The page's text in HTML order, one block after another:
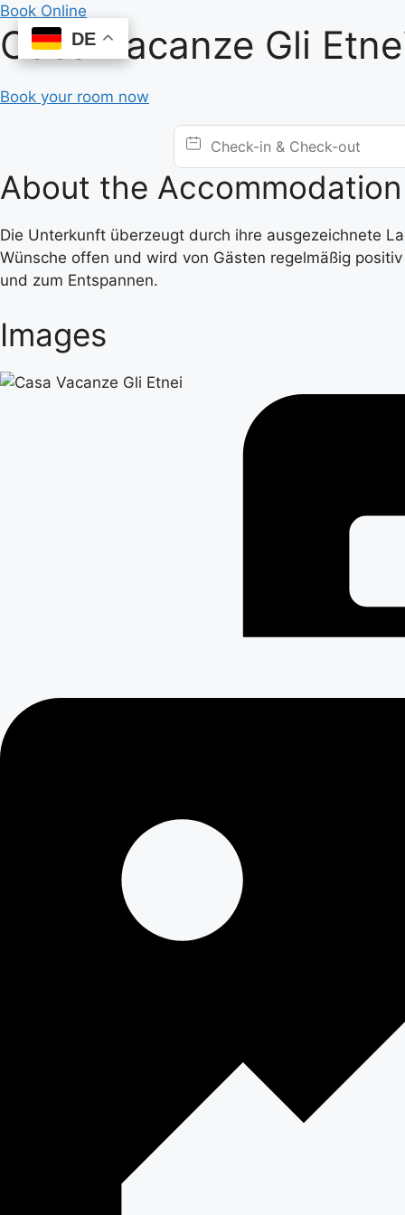
Skip
to
content
Book Online
Casa Vacanze Gli
Book your room now
About the Accommodation
Die Unterkunft überzeugt durch ihre ausgezeichnete
Wünsche offen und wird von Gästen regelmäßig
und zum Entspannen.
Images
DE
DE